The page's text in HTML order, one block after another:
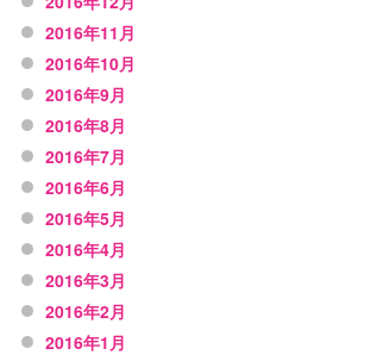
2016年11月
2016年10月
2016年9月
2016年8月
2016年7月
2016年6月
2016年5月
2016年4月
2016年3月
2016年2月
2016年1月